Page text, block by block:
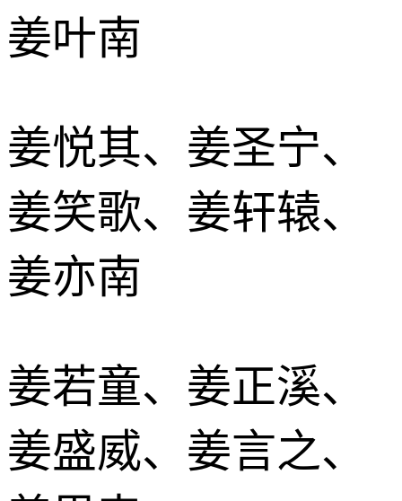
姜叶南
姜悦其、姜圣宁、
姜笑歌、姜轩辕、
姜亦南
姜若童、姜正溪、
姜盛威、姜言之、